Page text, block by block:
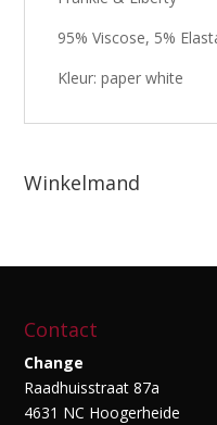
95% Viscose, 5%
Kleur: paper white
Winkelmand
Contact
Change
Raadhuisstraat 87a
4631 NC Hoogerheide